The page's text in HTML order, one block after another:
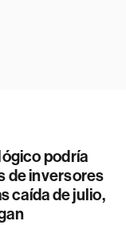
podría
de inversores
caída de julio,